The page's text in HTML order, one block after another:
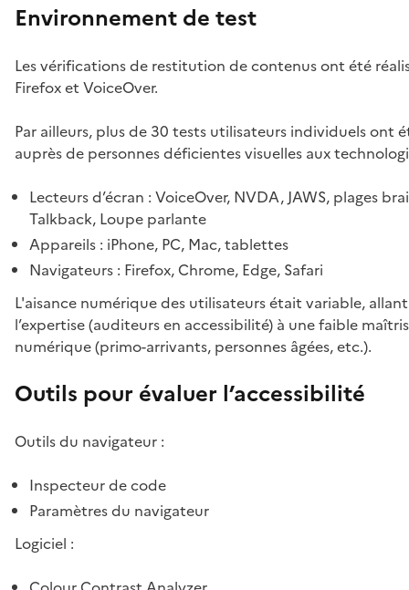
Environnement de test
Les vérifications de restitution de contenus ont été
Firefox et VoiceOver.
Par ailleurs, plus de 30 tests utilisateurs individuels ont
auprès de personnes déficientes visuelles aux
Lecteurs d’écran : VoiceOver, NVDA, JAWS, plages
Talkback, Loupe parlante
Appareils : iPhone, PC, Mac, tablettes
Navigateurs : Firefox, Chrome, Edge, Safari
L'aisance numérique des utilisateurs était variable,
l’expertise (auditeurs en accessibilité) à une faible
numérique (primo-arrivants, personnes âgées, etc.).
Outils pour évaluer l’accessibilité
Outils du navigateur :
Inspecteur de code
Paramètres du navigateur
Logiciel :